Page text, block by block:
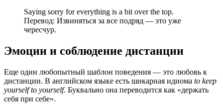
Saying sorry for everything is a bit over the top.
Перевод: Извиняться за все подряд — это уже
чересчур.
Эмоции и соблюдение дистанции
Еще один любопытный шаблон поведения — это любовь к
дистанции. В английском языке есть шикарная идиома to keep
yourself to yourself. Буквально она переводится как «держать
себя при себе».